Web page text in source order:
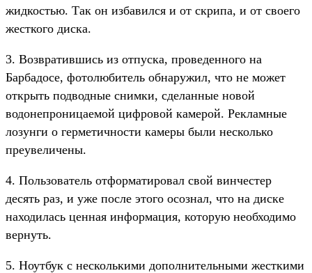
жидкостью. Так он избавился и от скрипа, и от своего
жесткого диска.
3. Возвратившись из отпуска, проведенного на
Барбадосе, фотолюбитель обнаружил, что не может
открыть подводные снимки, сделанные новой
водонепроницаемой цифровой камерой. Рекламные
лозунги о герметичности камеры были несколько
преувеличены.
4. Пользователь отформатировал свой винчестер
десять раз, и уже после этого осознал, что на диске
находилась ценная информация, которую необходимо
вернуть.
5. Ноутбук с несколькими дополнительными жесткими